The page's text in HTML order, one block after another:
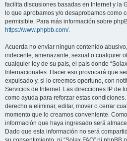
facilita discusiones basadas en Internet y la
lo que aprobamos y/o desaprobamos como
permisible. Para más información sobre
https://www.phpbb.com/.
Acuerda no enviar ningun contenido
indecente, amenazante, sexual o cualquier
cualquier ley de su país, el país donde
Internacionales. Hacer eso provocará que
expulsado y, si lo creemos oportuno, con
Servicios de Internet. Las direcciones IP de
como ayuda para reforzar estas condiciones.
derecho a eliminar, editar, mover o cerrar
momento que lo creamos conveniente.
información que haya ingresado será
Dado que esta información no será